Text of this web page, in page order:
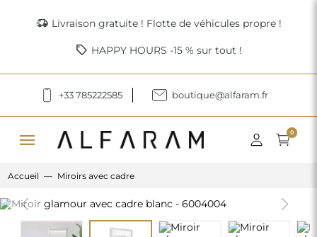
delivery_truck_speed Livraison gratuite ! Flotte de véhicules propre !
sell HAPPY HOURS -15 % sur tout !
+33 785222585 boutique@alfaram.fr
menu 0
Accueil Miroirs avec cadre
Previous Next